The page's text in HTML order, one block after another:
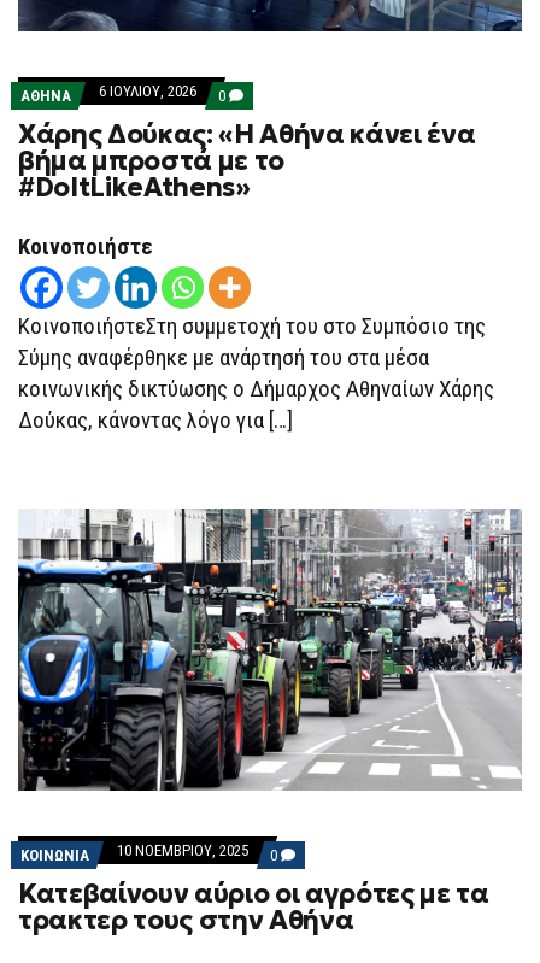
ΑΘΗΝΑ 6 ΙΟΥΛΊΟΥ, 2026 0 COMMENTS
ON
ΧΆΡΗΣ
ΔΟΎΚΑΣ:
«Η
ΑΘΉΝΑ
ΜΕ
ΤΟ
#DOITLIKEATHENS»
Χάρης Δούκας: «Η Αθήνα κάνει ένα
βήμα μπροστά με το
#DoItLikeAthens»
Κοινοποιήστε
ΚοινοποιήστεΣτη συμμετοχή του στο Συμπόσιο της
Σύμης αναφέρθηκε με ανάρτησή του στα μέσα
κοινωνικής δικτύωσης ο Δήμαρχος Αθηναίων Χάρης
Δούκας, κάνοντας λόγο για […]
ΚΟΙΝΩΝΙΑ 10 ΝΟΕΜΒΡΊΟΥ, 2025 0 COMMENTS
ON
ΚΑΤΕΒΑΊΝΟΥΝ
ΑΎΡΙΟ
ΟΙ
Κατεβαίνουν αύριο οι αγρότες με τα
τρακτερ τους στην Αθήνα